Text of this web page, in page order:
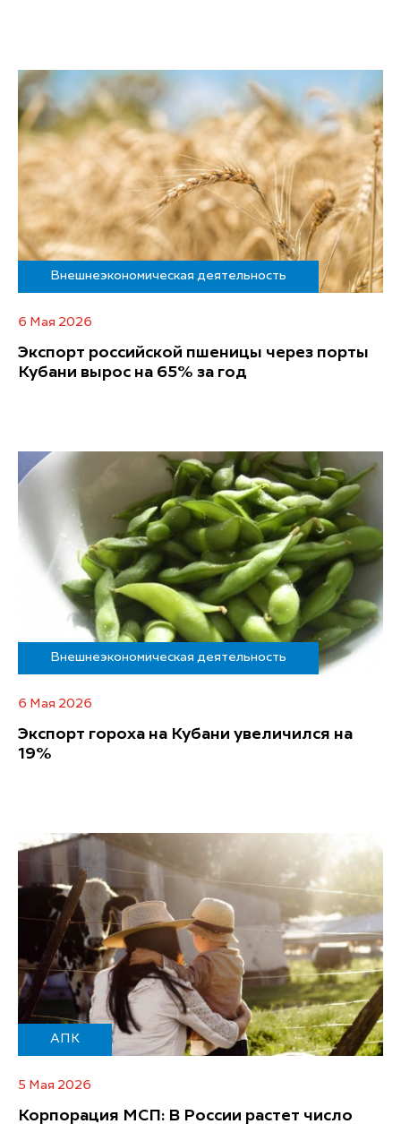
Внешнеэкономическая деятельность
6 Мая 2026
Экспорт российской пшеницы через порты
Кубани вырос на 65% за год
Внешнеэкономическая деятельность
6 Мая 2026
Экспорт гороха на Кубани увеличился на
19%
АПК
5 Мая 2026
Корпорация МСП: В России растет число